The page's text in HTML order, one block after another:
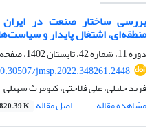
بررسی ساختار صنعت در
منطقه‌ای، اشتغال پایدار و
دوره 11، شماره 42، تابستان 1402، صفحه
jmsp.2022.348261.2448
فرید خلیلی، علی فلاحتی، کیومرث سهیلی
مشاهده مقاله
اصل مقاله 820.39 K